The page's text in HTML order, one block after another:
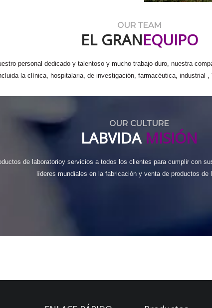
EL GRANEQUIPO
personal dedicado y talentoso y mucho trabajo duro, nuestra
la clínica, hospitalaria, de investigación, farmacéutica, industrial
LABVIDA MISIÓN
de laboratorioy servicios a todos los clientes para cumplir con
líderes mundiales en la fabricación y venta de productos de